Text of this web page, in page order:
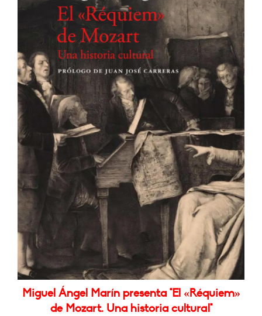
Miguel Ángel Marín presenta "El «Réquiem»
de Mozart. Una historia cultural"